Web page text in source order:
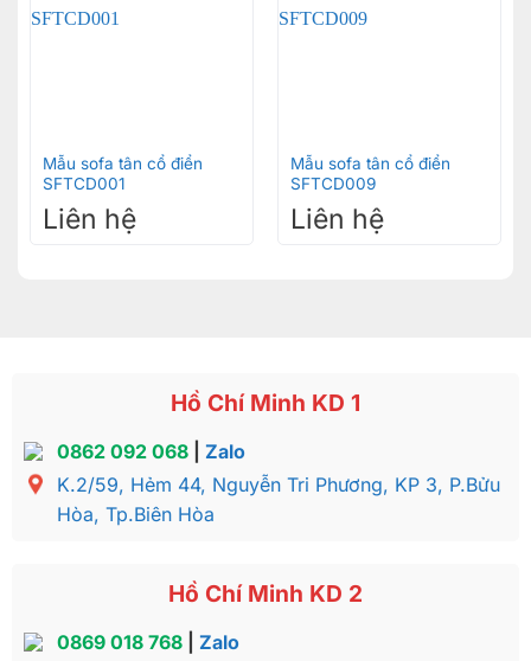
Mẫu sofa tân cổ điển
SFTCD001
Liên hệ
Mẫu sofa tân cổ điển
SFTCD009
Liên hệ
Hồ Chí Minh KD 1
0862 092 068| Zalo
K.2/59, Hẻm 44, Nguyễn Tri Phương, KP 3, P.Bửu
Hòa, Tp.Biên Hòa
Hồ Chí Minh KD 2
0869 018 768| Zalo